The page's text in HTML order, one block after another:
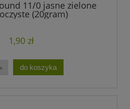
11/0 jasne zielone
(20gram)
1,90 zł
do koszyka